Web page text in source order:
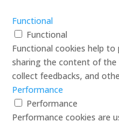
Functional
Functional
Functional cookies help
sharing the content of the
collect feedbacks, and
Performance
Performance
Performance cookies are